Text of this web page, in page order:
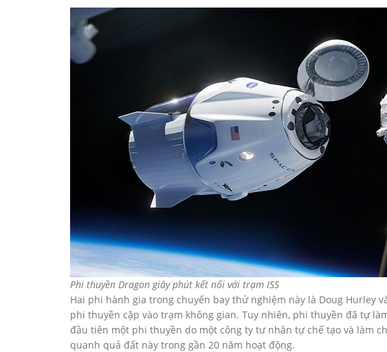
Phi thuyền Dragon giây phút kết nối với trạm ISS
Hai phi hành gia trong chuyến bay thử nghiệm này là Doug Hurley
phi thuyền cặp vào trạm không gian. Tuy nhiên, phi thuyền đã tự
đầu tiên một phi thuyền do một công ty tư nhân tự chế tạo và làm
quanh quả đất này trong gần 20 năm hoạt động.